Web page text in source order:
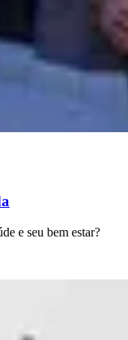
e seu bem estar?